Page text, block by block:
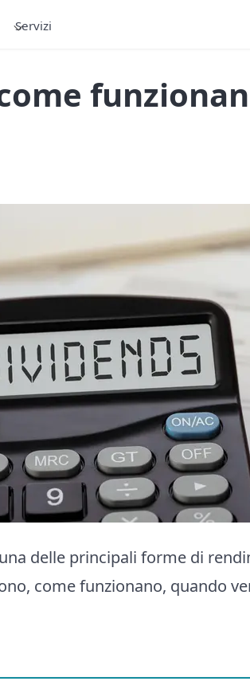
Servizi
delle principali forme di
come funzionano, quando